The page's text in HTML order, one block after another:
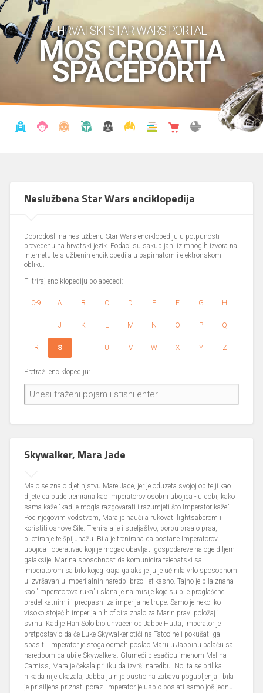
HRVATSKI STAR WARS PORTAL
MOS CROATIA
SPACEPORT
Neslužbena Star Wars enciklopedija
Dobrodošli na neslužbenu Star Wars enciklopediju u potpunosti
prevedenu na hrvatski jezik. Podaci su sakupljani iz mnogih izvora na
Internetu te službenih enciklopedija u papirnatom i elektronskom
obliku.
Filtriraj enciklopediju po abecedi:
0-9 A B C D E F G H
I J K L M N O P Q
R S T U V W X Y Z
Pretraži enciklopediju:
Skywalker, Mara Jade
Malo se zna o djetinjstvu Mare Jade, jer je oduzeta svojoj obitelji kao
dijete da bude trenirana kao Imperatorov osobni ubojica - u dobi, kako
sama kaže "kad je mogla razgovarati i razumjeti što Imperator kaže".
Pod njegovim vodstvom, Mara je naučila rukovati lightsaberom i
koristiti osnove Sile. Trenirala je i streljaštvo, borbu prsa o prsa,
pilotiranje te špijunažu. Bila je trenirana da postane Imperatorov
ubojica i operativac koji je mogao obavljati gospodareve naloge diljem
galaksije. Marina sposobnost da komunicira telepatski sa
Imperatorom sa bilo kojeg kraja galaksije ju je učinila vrlo sposobnom
u izvršavanju imperijalnih naredbi brzo i efikasno. Tajno je bila znana
kao 'Imperatorova ruka' i slana je na misije koje su bile proglašene
predelikatnim ili preopasni za imperijalne trupe. Samo je nekoliko
visoko stojećih imperijalnih oficira znalo za Marin pravi položaj i
svrhu. Kad je Han Solo bio uhvaćen od Jabbe Hutta, Imperator je
pretpostavio da će Luke Skywalker otići na Tatooine i pokušati ga
spasiti. Imperator je stoga odmah poslao Maru u Jabbinu palaču sa
naredbom da ubije Skywalkera. Glumeći plesačicu imenom Melina
Carniss, Mara je čekala priliku da izvrši naredbu. No, ta se prilika
nikada nije ukazala, Jabba ju nije pustio na zabavu pogubljenja i bila
je prisiljena priznati poraz. Imperator je uspio poslati samo još jednu